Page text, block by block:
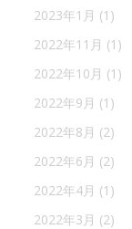
2023年1月 (1)
2022年11月 (1)
2022年10月 (1)
2022年9月 (1)
2022年8月 (2)
2022年6月 (2)
2022年4月 (1)
2022年3月 (2)